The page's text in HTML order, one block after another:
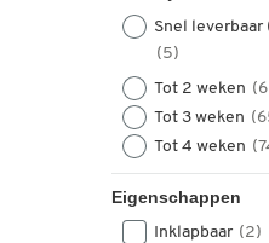
Snel leverbaar
(5)
Tot 2 weken
Tot 3 weken
Tot 4 weken
Eigenschappen
Inklapbaar (2)